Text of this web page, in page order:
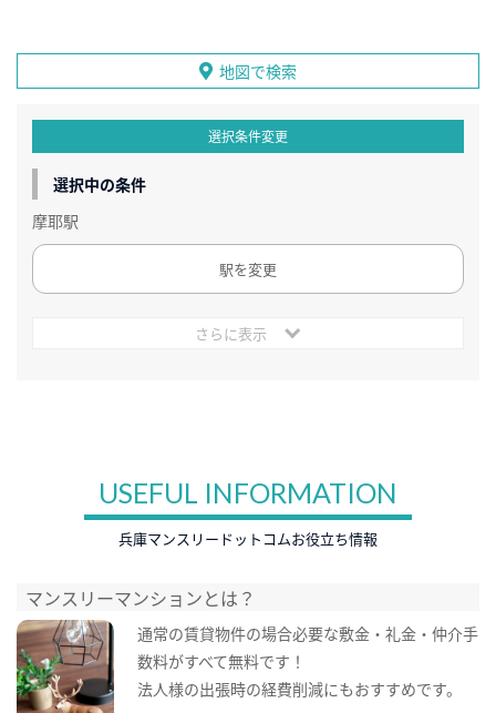
地図で検索
選択条件変更
選択中の条件
摩耶駅
駅を変更
さらに表示
USEFUL INFORMATION
兵庫マンスリードットコムお役立ち情報
マンスリーマンションとは？
通常の賃貸物件の場合必要な敷金・礼金・仲介手
数料がすべて無料です！
法人様の出張時の経費削減にもおすすめです。